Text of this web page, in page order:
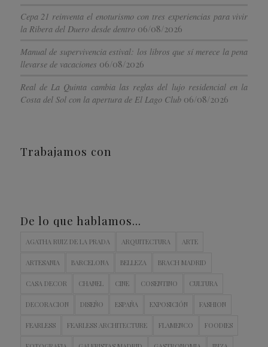
Cepa 21 reinventa el enoturismo con tres experiencias para vivir
la Ribera del Duero desde dentro 06/08/2026
Manual de supervivencia estival: los libros que sí merece la pena
llevarse de vacaciones 06/08/2026
Real de La Quinta cambia las reglas del lujo residencial en la
Costa del Sol con la apertura de El Lago Club 06/08/2026
Trabajamos con
De lo que hablamos…
AGATHA RUIZ DE LA PRADA ARQUITECTURA ARTE
ARTESANIA BARCELONA BELLEZA BRACH MADRID
CASA DECOR CHANEL CINE COSENTINO CULTURA
DECORACION DISEÑO ESPAÑA EXPOSICIÓN FASHION
FEARLESS FEARLESS ARCHITECTURE FLAMENCO FOODIES